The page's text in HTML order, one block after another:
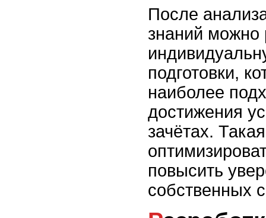
После
знаний можно
подготовки,
наиболее
достижения
зачётах.
повысить
собственных